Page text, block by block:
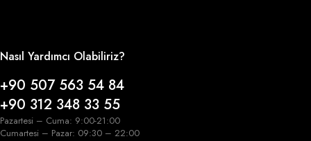
Nasıl Yardımcı Olabiliriz?
+90 507 563 54 84
+90 312 348 33 55
Pazartesi – Cuma: 9:00-21:00
Cumartesi – Pazar: 09:30 – 22:00